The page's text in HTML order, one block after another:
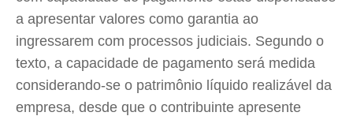
a apresentar valores como garantia ao
ingressarem com processos judiciais. Segundo o
texto, a capacidade de pagamento será medida
considerando-se o patrimônio líquido realizável da
empresa, desde que o contribuinte apresente